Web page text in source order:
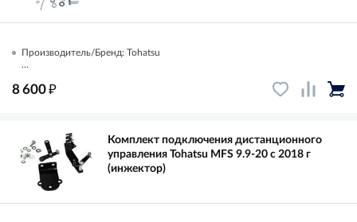
Производитель/Бренд: Tohatsu
...
8 600₽
Комплект подключения дистанционного
управления Tohatsu MFS 9.9-20 с 2018 г
(инжектор)